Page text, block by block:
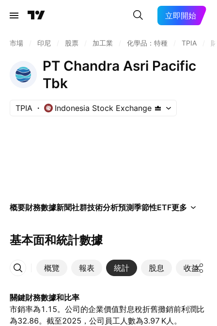
立即開始
市場 印尼 股票 加工業 化學品：特種 TPIA
PT Chandra Asri Pacific
Tbk
TPIA Indonesia Stock Exchange
概要財務數據新聞社群技術分析預測季節性ETF更多
基本面和統計數據
概覽 報表 統計 股息 收益
更多
關鍵財務數據和比率
市銷率為1.15。公司的企業價值對息稅折舊攤銷前利潤比
為32.86。截至2025，公司員工人數為‪3.97 K‬人。